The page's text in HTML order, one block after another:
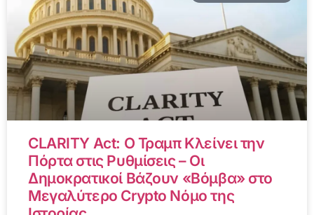
CLARITY Act: Ο Τραμπ Κλείνει την
Πόρτα στις Ρυθμίσεις – Οι
Δημοκρατικοί Βάζουν «Βόμβα» στο
Μεγαλύτερο Crypto Νόμο της